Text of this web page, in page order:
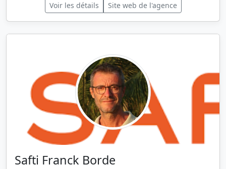
Voir les détails Site web de l'agence
Safti Franck Borde